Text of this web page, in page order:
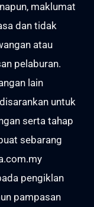
maklumat
dan tidak
atau
pelaburan.
lain
untuk
serta tahap
sebarang
pengiklan
pampasan